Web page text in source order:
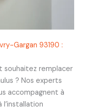
Gargan 93190 :
souhaitez remplacer
? Nos experts
accompagnent à